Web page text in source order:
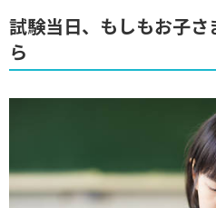
試験当日、もしもお子
ら